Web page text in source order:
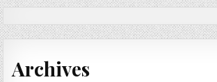
Archives